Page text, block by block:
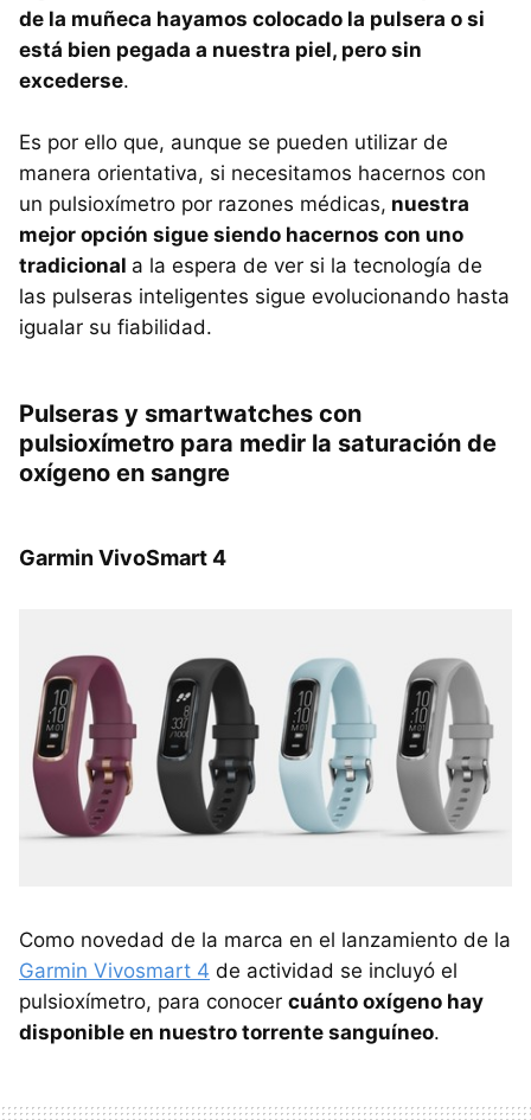
de la muñeca hayamos colocado la pulsera o si
está bien pegada a nuestra piel, pero sin
excederse.
Es por ello que, aunque se pueden utilizar de
manera orientativa, si necesitamos hacernos con
un pulsioxímetro por razones médicas, nuestra
mejor opción sigue siendo hacernos con uno
tradicional a la espera de ver si la tecnología de
las pulseras inteligentes sigue evolucionando hasta
igualar su fiabilidad.
Pulseras y smartwatches con
pulsioxímetro para medir la saturación de
oxígeno en sangre
Garmin VivoSmart 4
Como novedad de la marca en el lanzamiento de la
Garmin Vivosmart 4 de actividad se incluyó el
pulsioxímetro, para conocer cuánto oxígeno hay
disponible en nuestro torrente sanguíneo.